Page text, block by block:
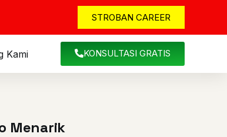
STROBAN CAREER
Kami KONSULTASI GRATIS
Menarik